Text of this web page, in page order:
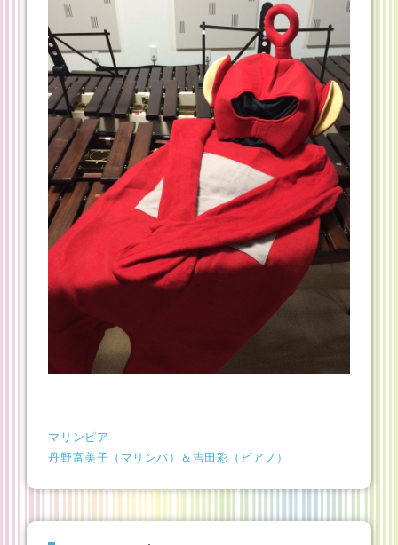
マリンピア
丹野富美子（マリンバ）＆吉田彩（ピアノ）